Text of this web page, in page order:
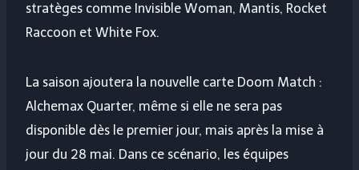
stratèges comme Invisible Woman, Mantis, Rocket
Raccoon et White Fox.
La saison ajoutera la nouvelle carte Doom Match :
Alchemax Quarter, même si elle ne sera pas
disponible dès le premier jour, mais après la mise à
jour du 28 mai. Dans ce scénario, les équipes